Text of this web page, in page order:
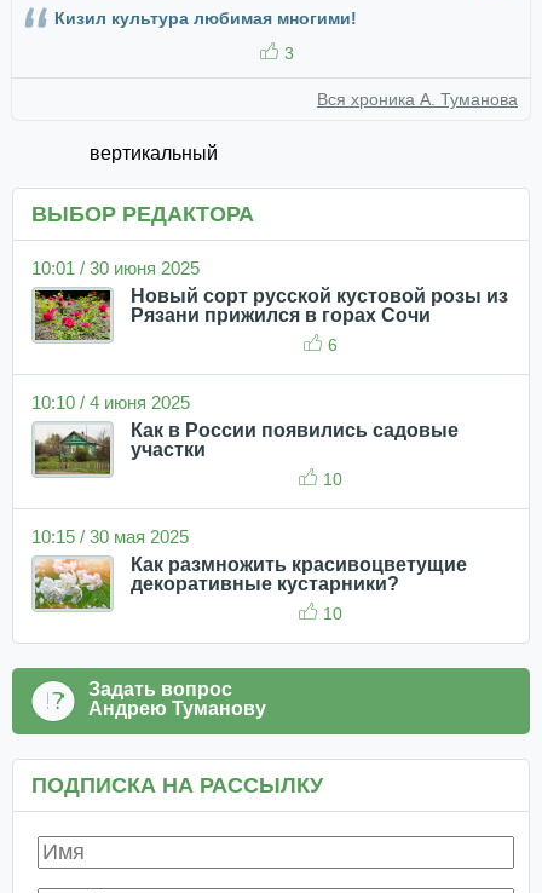
Кизил культура любимая многими!
3
Вся хроника А. Туманова
вертикальный
ВЫБОР РЕДАКТОРА
10:01 / 30 июня 2025
Новый сорт русской кустовой розы из
Рязани прижился в горах Сочи
6
10:10 / 4 июня 2025
Как в России появились садовые
участки
10
10:15 / 30 мая 2025
Как размножить красивоцветущие
декоративные кустарники?
10
Задать вопрос
Андрею Туманову
ПОДПИСКА НА РАССЫЛКУ